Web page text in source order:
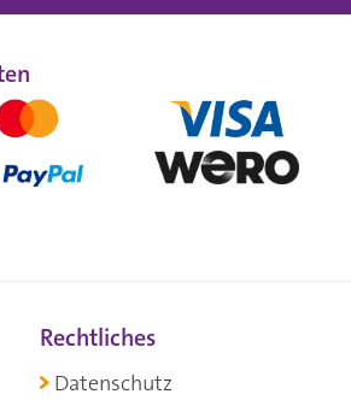
Rechtliches
Datenschutz